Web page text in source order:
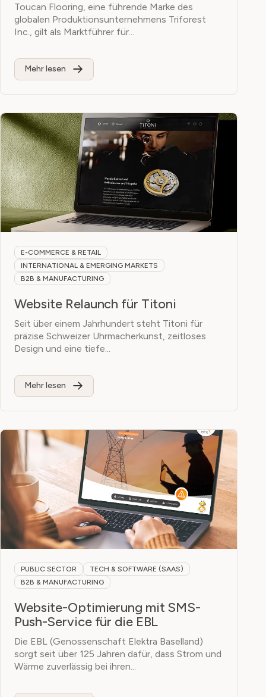
Toucan Flooring, eine führende Marke des
globalen Produktionsunternehmens Triforest
Inc., gilt als Marktführer für...
Mehr lesen
E-COMMERCE & RETAIL
INTERNATIONAL & EMERGING MARKETS
B2B & MANUFACTURING
Website Relaunch für Titoni
Seit über einem Jahrhundert steht Titoni für
präzise Schweizer Uhrmacherkunst, zeitloses
Design und eine tiefe...
Mehr lesen
PUBLIC SECTOR
TECH & SOFTWARE (SAAS)
B2B & MANUFACTURING
Website-Optimierung mit SMS-
Push-Service für die EBL
Die EBL (Genossenschaft Elektra Baselland)
sorgt seit über 125 Jahren dafür, dass Strom und
Wärme zuverlässig bei ihren...